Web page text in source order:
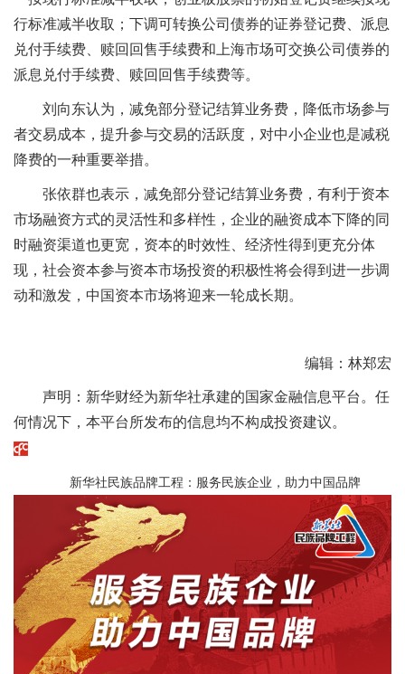
行标准减半收取；下调可转换公司债券的证券登记费、派息
兑付手续费、赎回回售手续费和上海市场可交换公司债券的
派息兑付手续费、赎回回售手续费等。
刘向东认为，减免部分登记结算业务费，降低市场参与
者交易成本，提升参与交易的活跃度，对中小企业也是减税
降费的一种重要举措。
张依群也表示，减免部分登记结算业务费，有利于资本
市场融资方式的灵活性和多样性，企业的融资成本下降的同
时融资渠道也更宽，资本的时效性、经济性得到更充分体
现，社会资本参与资本市场投资的积极性将会得到进一步调
动和激发，中国资本市场将迎来一轮成长期。
编辑：林郑宏
声明：新华财经为新华社承建的国家金融信息平台。任
何情况下，本平台所发布的信息均不构成投资建议。
新华社民族品牌工程：服务民族企业，助力中国品牌